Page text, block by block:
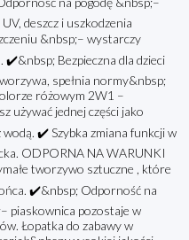
deszcz i uszkodzenia
&nbsp;– wystarczy
✔️&nbsp; Bezpieczna dla dzieci
spełnia normy&nbsp;
różowym 2W1 –
używać jednej części jako
✔️ Szybka zmiana funkcji w
ODPORNA NA WARUNKI
tworzywo sztuczne , które
✔️&nbsp; Odporność na
piaskownica pozostaje w
Łopatka do zabawy w